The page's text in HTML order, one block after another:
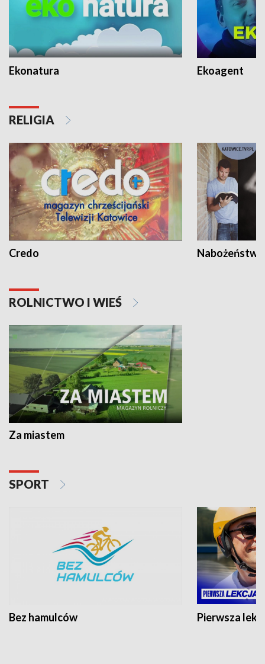
Ekonatura Ekoagent
RELIGIA
Credo
ROLNICTWO I WIEŚ
Za miastem
SPORT
Bez hamulców Pierwsza